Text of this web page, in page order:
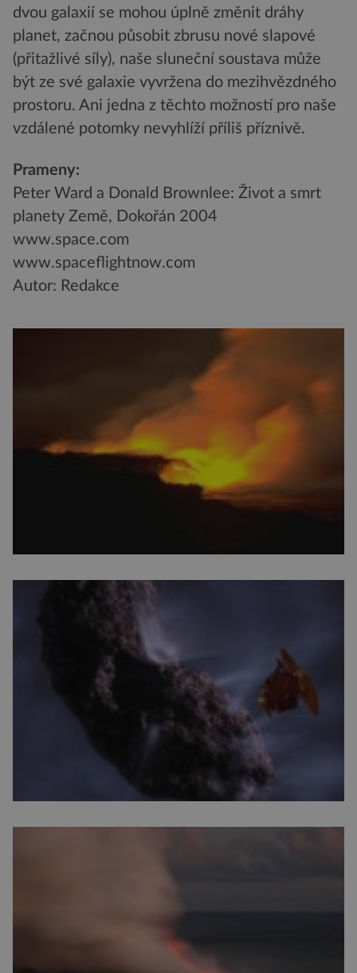
dvou galaxií se mohou úplně změnit dráhy
planet, začnou působit zbrusu nové slapové
(přitažlivé síly), naše sluneční soustava může
být ze své galaxie vyvržena do mezihvězdného
prostoru. Ani jedna z těchto možností pro naše
vzdálené potomky nevyhlíží příliš příznivě.
Prameny:
Peter Ward a Donald Brownlee: Život a smrt
planety Země, Dokořán 2004
www.space.com
www.spaceflightnow.com
Autor: Redakce